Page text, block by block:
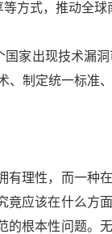
方式，推动全球
出现技术漏洞
制定统一标准
性，而一种
应该在什么方
根本性问题。